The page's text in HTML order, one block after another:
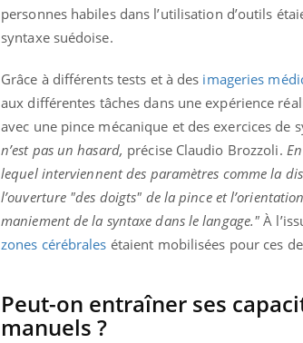
personnes habiles dans l’utilisation d’outils
syntaxe suédoise.
Grâce à différents tests et à des imageries
aux différentes tâches dans une expérience
avec une pince mécanique et des exercices de
n’est pas un hasard, précise Claudio Brozzoli.
lequel interviennent des paramètres comme la
l’ouverture "des doigts" de la pince et
maniement de la syntaxe dans le langage." À
zones cérébrales étaient mobilisées pour ces
Peut-on entraîner ses
manuels ?